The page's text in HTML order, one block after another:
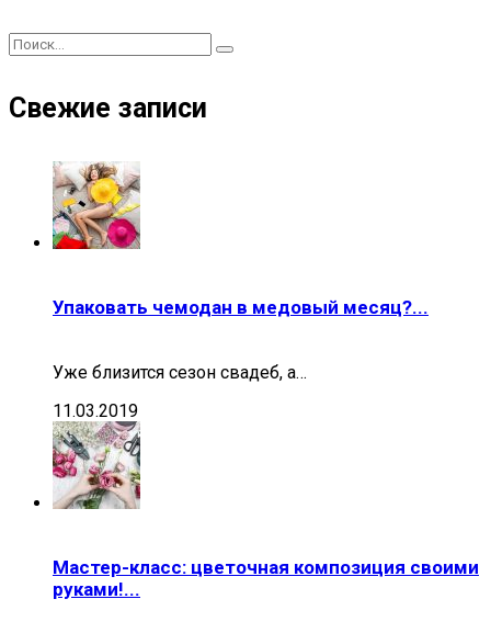
Свежие записи
Упаковать чемодан в медовый месяц?...
Уже близится сезон свадеб, а…
11.03.2019
Мастер-класс: цветочная композиция своими
руками!...